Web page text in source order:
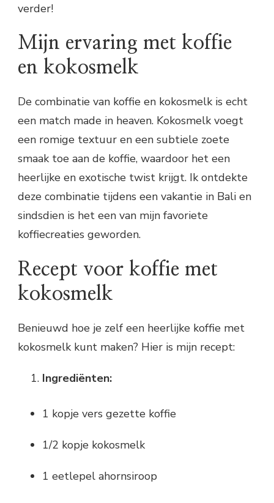
verder!
Mijn ervaring met koffie
en kokosmelk
De combinatie van koffie en kokosmelk is echt
een match made in heaven. Kokosmelk voegt
een romige textuur en een subtiele zoete
smaak toe aan de koffie, waardoor het een
heerlijke en exotische twist krijgt. Ik ontdekte
deze combinatie tijdens een vakantie in Bali en
sindsdien is het een van mijn favoriete
koffiecreaties geworden.
Recept voor koffie met
kokosmelk
Benieuwd hoe je zelf een heerlijke koffie met
kokosmelk kunt maken? Hier is mijn recept:
Ingrediënten:
1 kopje vers gezette koffie
1/2 kopje kokosmelk
1 eetlepel ahornsiroop